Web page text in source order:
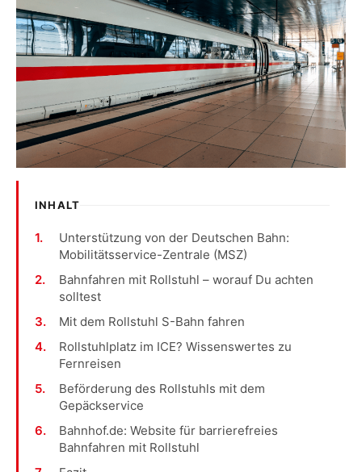
INHALT
Unterstützung von der Deutschen Bahn:
Mobilitätsservice-Zentrale (MSZ)
Bahnfahren mit Rollstuhl – worauf Du achten
solltest
Mit dem Rollstuhl S-Bahn fahren
Rollstuhlplatz im ICE? Wissenswertes zu
Fernreisen
Beförderung des Rollstuhls mit dem
Gepäckservice
Bahnhof.de: Website für barrierefreies
Bahnfahren mit Rollstuhl